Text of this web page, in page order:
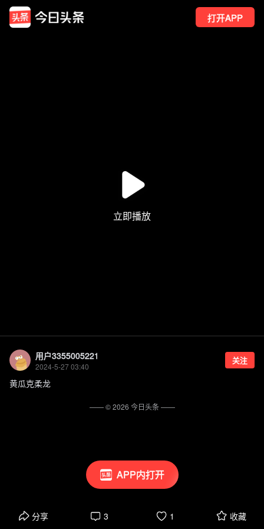
打开APP
APP内打开
用户3355005221
2024-5-27 03:40
关注
黄瓜克柔龙
分享 3 1 收藏
—— ©2026 今日头条——